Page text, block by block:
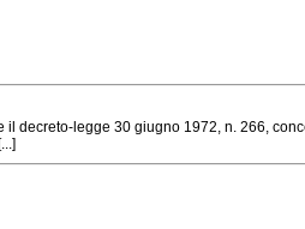
decreto-legge 30 giugno 1972, n. 266,